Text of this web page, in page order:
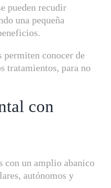
pueden recudir
una pequeña
permiten conocer de
tratamientos, para no
con
con un amplio abanico
autónomos y